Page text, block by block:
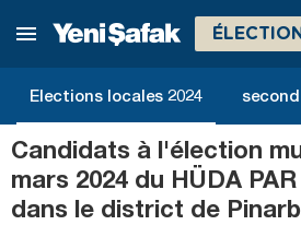
ÉLECTION
Elections locales 2024
Candidats à l'élection
mars 2024 du HÜDA
dans le district de
Gümüşhane
Hatay
Iğdır
Isparta